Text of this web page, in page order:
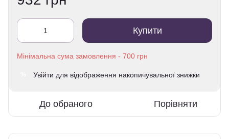
Купити
Увійти для відображення накопичувальної знижки
До обраного Порівняти